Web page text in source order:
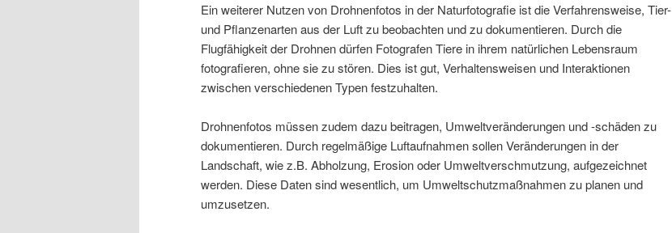
Ein weiterer Nutzen von Drohnenfotos in der Naturfotografie ist die Verfahrensweise, Tier-
und Pflanzenarten aus der Luft zu beobachten und zu dokumentieren. Durch die
Flugfähigkeit der Drohnen dürfen Fotografen Tiere in ihrem natürlichen Lebensraum
fotografieren, ohne sie zu stören. Dies ist gut, Verhaltensweisen und Interaktionen
zwischen verschiedenen Typen festzuhalten.
Drohnenfotos müssen zudem dazu beitragen, Umweltveränderungen und -schäden zu
dokumentieren. Durch regelmäßige Luftaufnahmen sollen Veränderungen in der
Landschaft, wie z.B. Abholzung, Erosion oder Umweltverschmutzung, aufgezeichnet
werden. Diese Daten sind wesentlich, um Umweltschutzmaßnahmen zu planen und
umzusetzen.